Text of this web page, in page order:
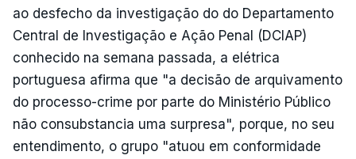
ao desfecho da investigação do do Departamento
Central de Investigação e Ação Penal (DCIAP)
conhecido na semana passada, a elétrica
portuguesa afirma que "a decisão de arquivamento
do processo-crime por parte do Ministério Público
não consubstancia uma surpresa", porque, no seu
entendimento, o grupo "atuou em conformidade